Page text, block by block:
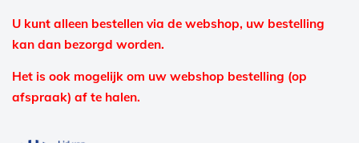
U kunt alleen bestellen via de webshop, uw bestelling
kan dan bezorgd worden.
Het is ook mogelijk om uw webshop bestelling (op
afspraak) af te halen.